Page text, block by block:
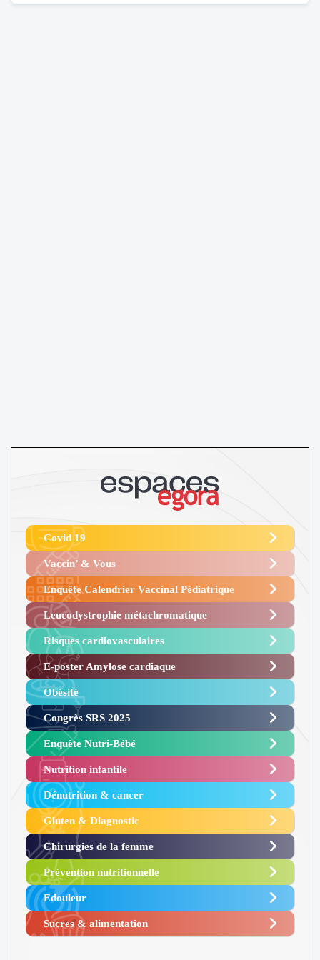
Covid 19
Vaccin’ & Vous
Enquête Calendrier Vaccinal Pédiatrique
Leucodystrophie métachromatique
Risques cardiovasculaires
E-poster Amylose cardiaque ​
Obésité ​
Congrès SRS 2025 ​
Enquête Nutri-Bébé ​
Nutrition infantile
Dénutrition & cancer
Gluten & Diagnostic
Chirurgies de la femme
Prévention nutritionnelle
Edouleur​
Sucres & alimentation​